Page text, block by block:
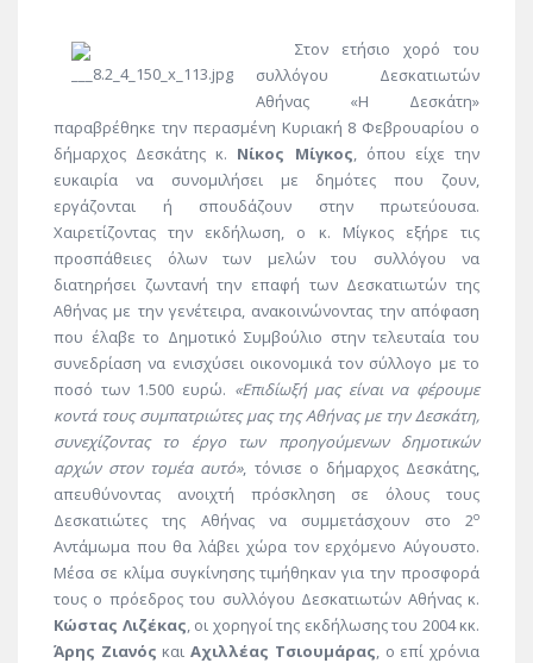
Στον ετήσιο χορό του
συλλόγου Δεσκατιωτών
Αθήνας «Η Δεσκάτη»
παραβρέθηκε την περασμένη Κυριακή 8 Φεβρουαρίου ο
δήμαρχος Δεσκάτης κ. Νίκος Μίγκος, όπου είχε την
ευκαιρία να συνομιλήσει με δημότες που ζουν,
εργάζονται ή σπουδάζουν στην πρωτεύουσα.
Χαιρετίζοντας την εκδήλωση, ο κ. Μίγκος εξήρε τις
προσπάθειες όλων των μελών του συλλόγου να
διατηρήσει ζωντανή την επαφή των Δεσκατιωτών της
Αθήνας με την γενέτειρα, ανακοινώνοντας την απόφαση
που έλαβε το Δημοτικό Συμβούλιο στην τελευταία του
συνεδρίαση να ενισχύσει οικονομικά τον σύλλογο με το
ποσό των 1.500 ευρώ. «Επιδίωξή μας είναι να φέρουμε
κοντά τους συμπατριώτες μας της Αθήνας με την Δεσκάτη,
συνεχίζοντας το έργο των προηγούμενων δημοτικών
αρχών στον τομέα αυτό», τόνισε ο δήμαρχος Δεσκάτης,
απευθύνοντας ανοιχτή πρόσκληση σε όλους τους
Δεσκατιώτες της Αθήνας να συμμετάσχουν στο 2ο
Αντάμωμα που θα λάβει χώρα τον ερχόμενο Αύγουστο.
Μέσα σε κλίμα συγκίνησης τιμήθηκαν για την προσφορά
τους ο πρόεδρος του συλλόγου Δεσκατιωτών Αθήνας κ.
Κώστας Λιζέκας, οι χορηγοί της εκδήλωσης του 2004 κκ.
Άρης Ζιανός καιΑχιλλέας Τσιουμάρας, ο επί χρόνια